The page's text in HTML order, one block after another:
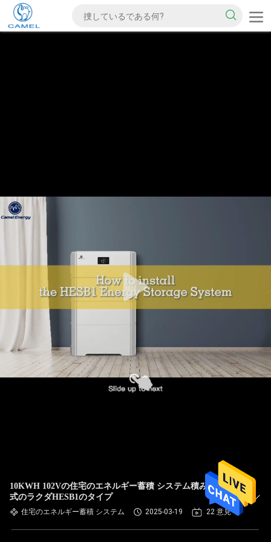
10KWH 102Vの住宅のエネルギー蓄積 システム積み重ね様
式のラクダHESB1のタイプ
住宅のエネルギー蓄積 システム 2025-03-19 22 意見